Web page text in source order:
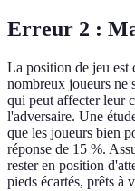
Erreur 2 :
La position de jeu est
nombreux joueurs ne
qui peut affecter leur
l'adversaire. Une
que les joueurs bien
réponse de 15 %.
rester en position
pieds écartés, prêts à